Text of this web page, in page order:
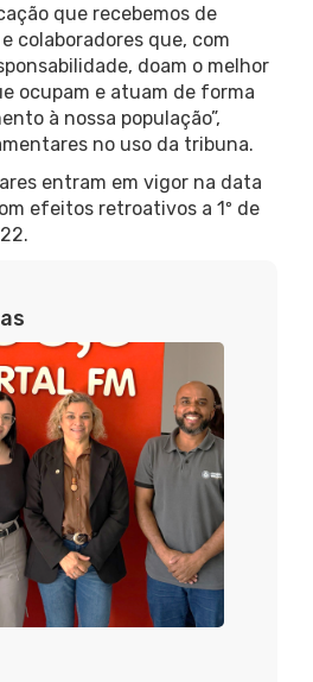
que recebemos de
colaboradores que, com
doam o melhor
ocupam e atuam de forma
à nossa população”,
no uso da tribuna.
entram em vigor na data
efeitos retroativos a 1º de